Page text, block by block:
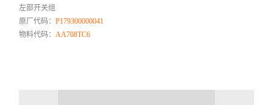
左部开关组
原厂代码：P179300000041
物料代码：AA708TC6